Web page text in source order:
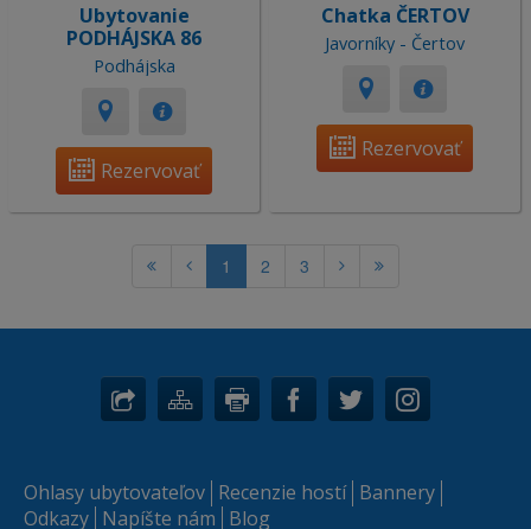
Ubytovanie
PODHÁJSKA 86
Podhájska
Rezervovať
Chatka ČERTOV
Javorníky - Čertov
Rezervovať
1 2 3
Ohlasy ubytovateľov Recenzie hostí Bannery
Odkazy Napíšte nám Blog